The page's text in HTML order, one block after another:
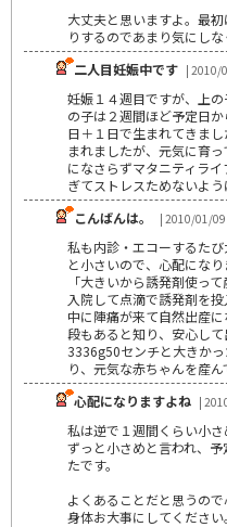
大丈夫と思いますよ。最
りするのであまり気にしな
二人目妊娠中です | 2010/
妊娠１４週目ですが、上
の子は２週間ほど予定日
日＋１日で生まれてきま
まれましたが、元気に育
になさらずマタニティラ
ぎてストレスためないよ
こんばんは。
| 2010/01/09
私も内診・エコーするた
と小さいので、心配にな
「大きいから誘発剤使っ
入院して点滴で誘発剤を
中に陣痛が来て自然出産
段もあると知り、安心して
3336g50センチと大きか
り、元気な赤ちゃんを産
心配になりますよね |
私は逆で１週間くらい小
ずっと小さめと言われ、
たです。
よくあることだと思うの
身体お大事にしてください。